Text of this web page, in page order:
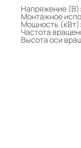
Напряжение (В):
Монтажное
Мощность (кВт):
Частота
Высота оси